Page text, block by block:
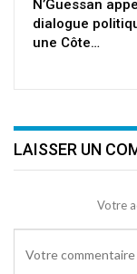
N’Guessan
dialogue
une Côte…
LAISSER UN
Votre